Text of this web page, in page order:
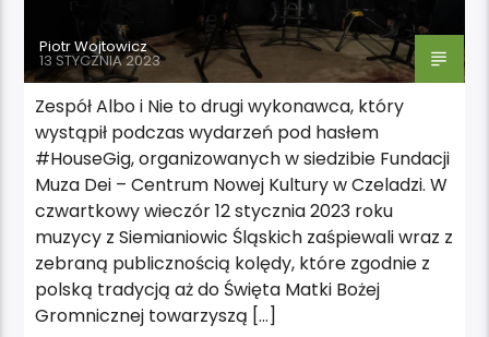
Piotr Wojtowicz
13 STYCZNIA 2023
Zespół Albo i Nie to drugi wykonawca, który
wystąpił podczas wydarzeń pod hasłem
#HouseGig, organizowanych w siedzibie Fundacji
Muza Dei – Centrum Nowej Kultury w Czeladzi. W
czwartkowy wieczór 12 stycznia 2023 roku
muzycy z Siemianiowic Śląskich zaśpiewali wraz z
zebraną publicznością kolędy, które zgodnie z
polską tradycją aż do Święta Matki Bożej
Gromnicznej towarzyszą […]